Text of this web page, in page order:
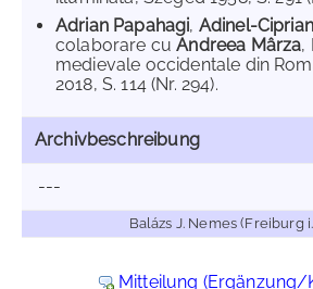
Adrian Papahagi, Adinel-
colaborare cuAndreea Mârza,
medievale occidentale din
2018, S. 114 (Nr. 294).
Archivbeschreibung
---
Balázs J. Nemes (Freiburg
Mitteilung (Ergänzung/